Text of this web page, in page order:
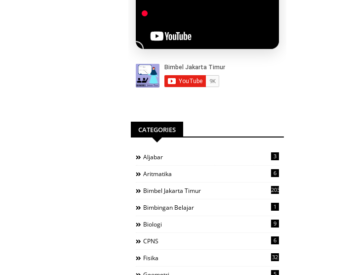
CATEGORIES
Aljabar 3
Aritmatika 6
Bimbel Jakarta Timur 203
Bimbingan Belajar 1
Biologi 9
CPNS 6
Fisika 32